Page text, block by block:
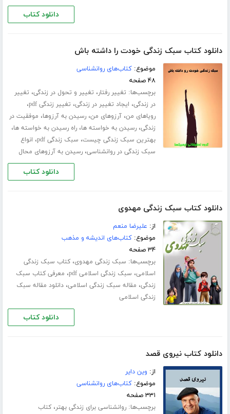
دانلود کتاب
دانلود کتاب سبک زندگی خودت را داشته باش
موضوع:کتاب‌های روانشناسی
۴۸ صفحه
برچسب‌ها: تغییر رفتار، تغییر و تحول در زندگی، تغییر
در زندگی، ایجاد تغییر در زندگی، تغییر زندگی pdf ،
رویاهای من،آرزوهای من،رسیدن به آرزوها، موفقیت در
زندگی،رسیدن به خواسته ها،راه رسیدن به خواسته ها،
بهترین سبک زندگی چیست، سبک زندگی pdf ، انواع
سبک زندگی در روانشناسی،رسیدن به آرزوهای محال
دانلود کتاب
دانلود کتاب سبک زندگی مهدوی
از: علیرضا منعم
موضوع:کتاب‌های اندیشه و مذهب
۳۴ صفحه
برچسب‌ها: سبک زندگی مهدوی،کتاب سبک زندگی
اسلامی، سبک زندگی اسلامی pdf ، معرفی کتاب سبک
زندگی، مقاله سبک زندگی اسلامی،دانلود مقاله سبک
زندگی اسلامی
دانلود کتاب
دانلود کتاب نیروی قصد
از: وین دایر
موضوع:کتاب‌های روانشناسی
۳۳۱ صفحه
برچسب‌ها:روانشناسی برای زندگی بهتر،کتاب